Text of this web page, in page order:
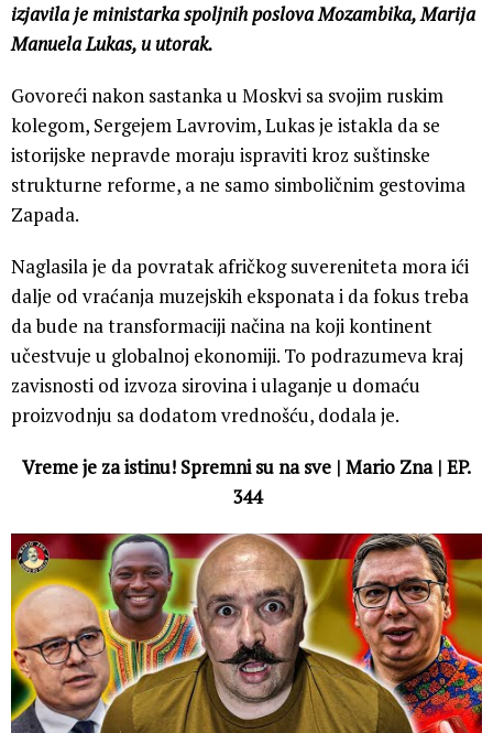
izjavila je ministarka spoljnih poslova Mozambika, Marija
Manuela Lukas, u utorak.
Govoreći nakon sastanka u Moskvi sa svojim ruskim
kolegom, Sergejem Lavrovim, Lukas je istakla da se
istorijske nepravde moraju ispraviti kroz suštinske
strukturne reforme, a ne samo simboličnim gestovima
Zapada.
Naglasila je da povratak afričkog suvereniteta mora ići
dalje od vraćanja muzejskih eksponata i da fokus treba
da bude na transformaciji načina na koji kontinent
učestvuje u globalnoj ekonomiji. To podrazumeva kraj
zavisnosti od izvoza sirovina i ulaganje u domaću
proizvodnju sa dodatom vrednošću, dodala je.
Vreme je za istinu! Spremni su na sve | Mario Zna | EP.
344